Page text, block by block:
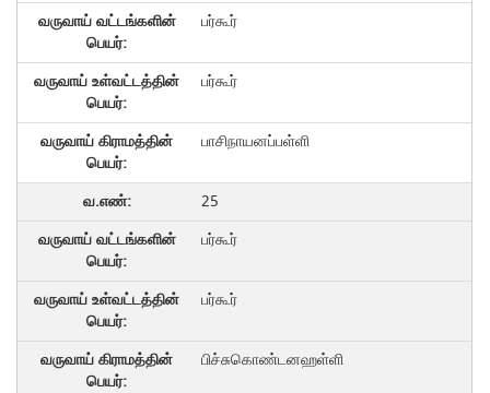
பர்கூர்
பர்கூர்
பாசிநாயனப்பள்ளி
25
பர்கூர்
பர்கூர்
பிச்சுகொண்டனஹள்ளி